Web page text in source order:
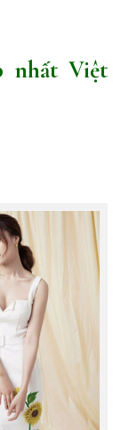
nhất Việt